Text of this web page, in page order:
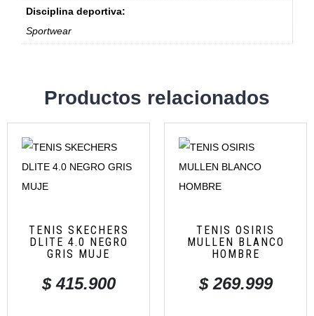
Disciplina deportiva:
Sportwear
Productos relacionados
TENIS SKECHERS
DLITE 4.0 NEGRO
GRIS MUJE
$415.900
TENIS OSIRIS
MULLEN BLANCO
HOMBRE
$269.999